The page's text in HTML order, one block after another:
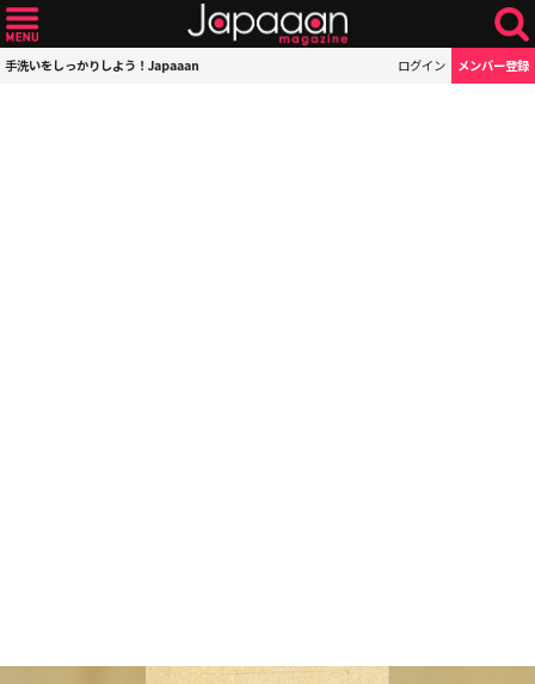
手洗いをしっかりしよう！Japaaan ログイン メンバー登録